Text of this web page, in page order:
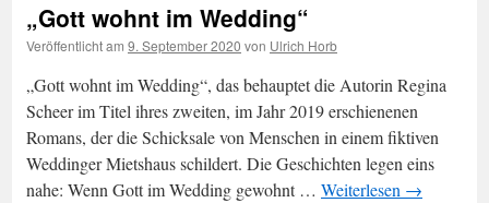
„Gott wohnt im Wedding“
Veröffentlicht am 9. September 2020 von Ulrich Horb
„Gott wohnt im Wedding“, das behauptet die Autorin Regina
Scheer im Titel ihres zweiten, im Jahr 2019 erschienenen
Romans, der die Schicksale von Menschen in einem fiktiven
Weddinger Mietshaus schildert. Die Geschichten legen eins
nahe: Wenn Gott im Wedding gewohnt … Weiterlesen →